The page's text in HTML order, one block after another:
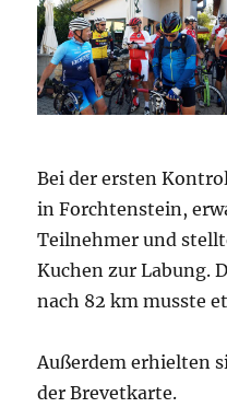
Bei der ersten
in Forchtenstein,
Teilnehmer und
Kuchen zur Labung.
nach 82 km musste
Außerdem erhielten
der Brevetkarte.